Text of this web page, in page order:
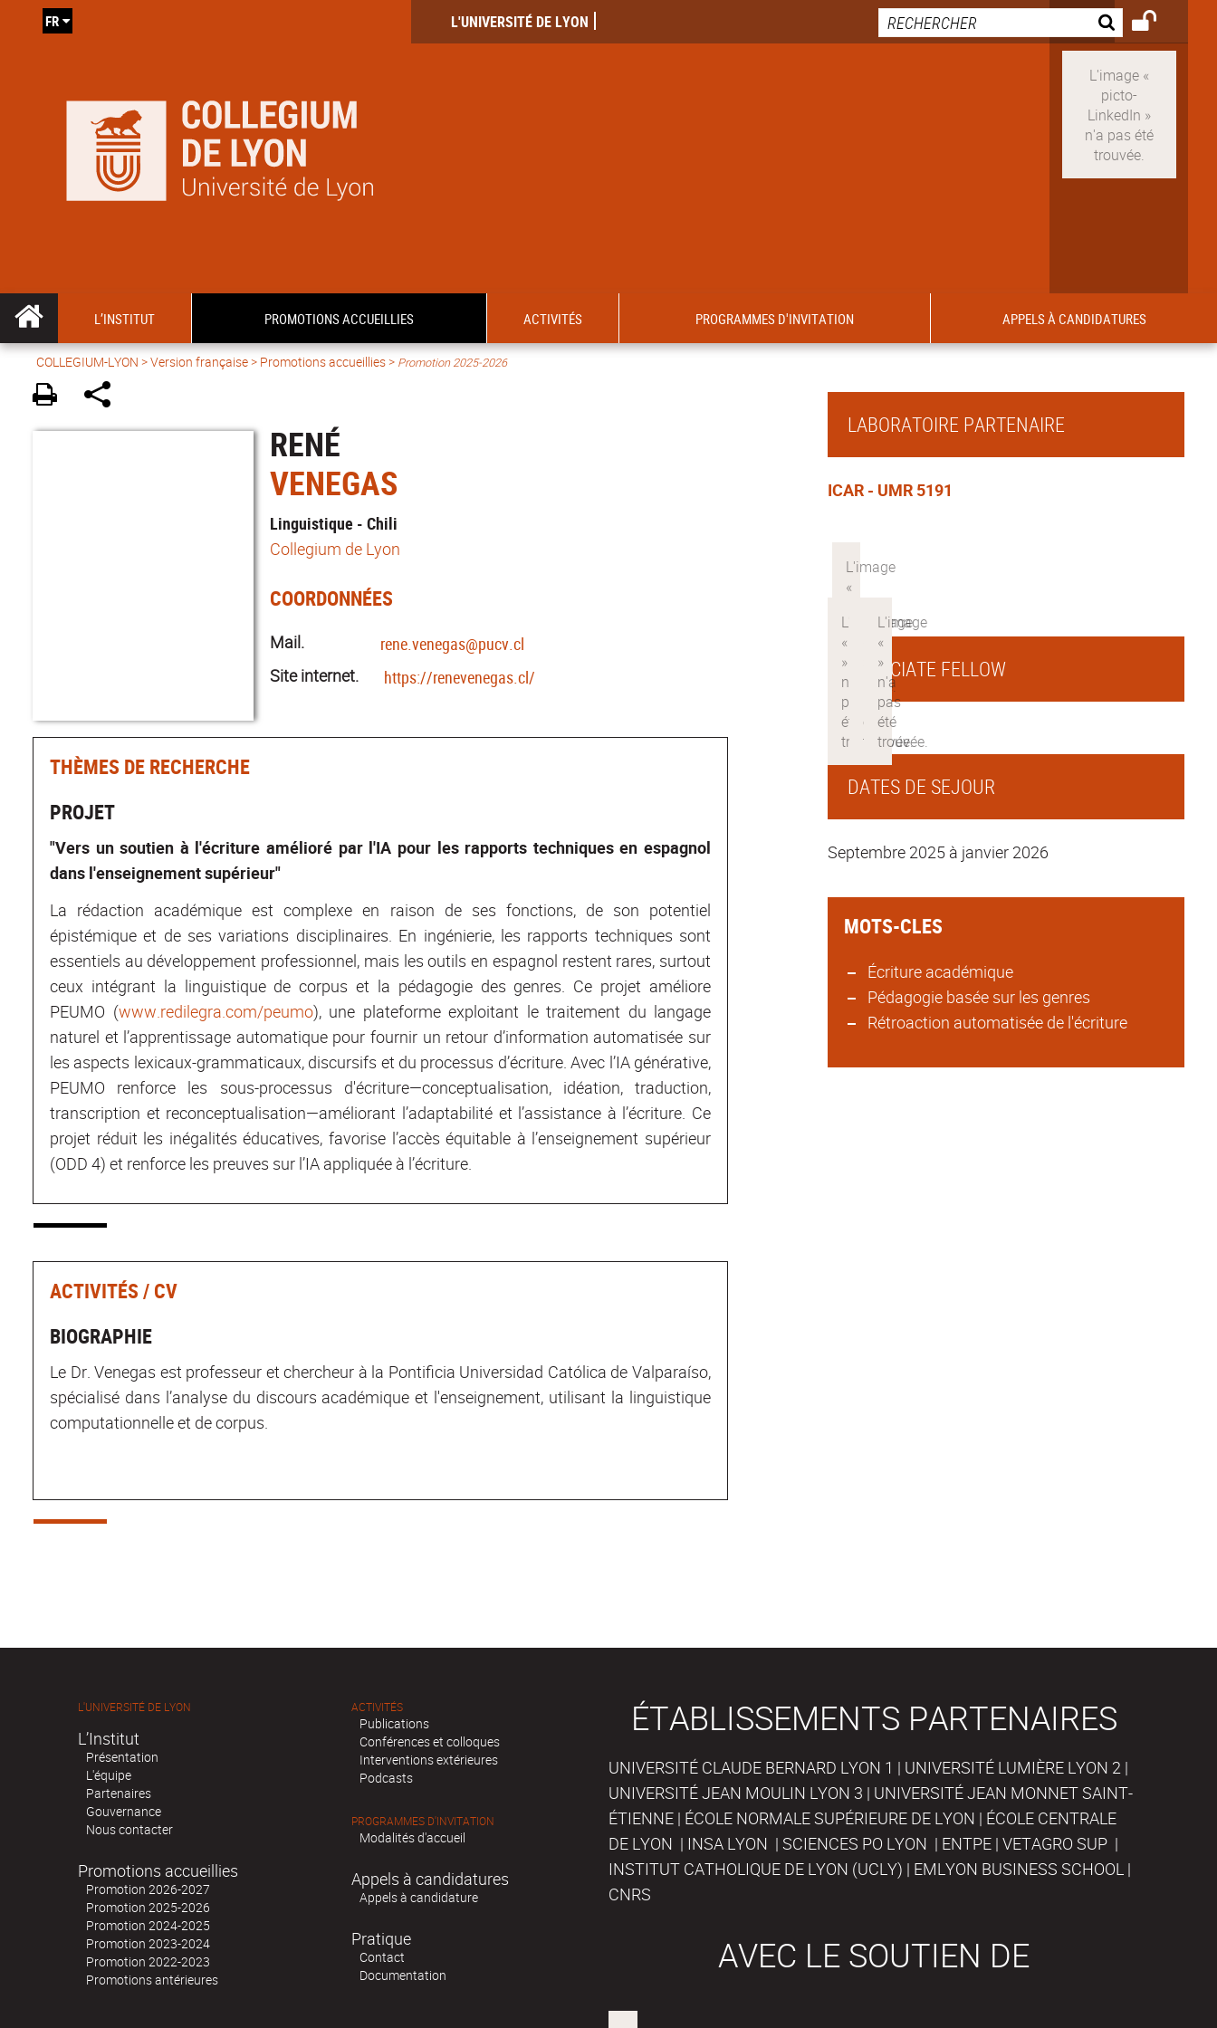
L'UNIVERSITÉ DE LYON
FR
L’INSTITUT PROMOTIONS ACCUEILLIES ACTIVITÉS PROGRAMMES D'INVITATION APPELS À CANDIDATURES
COLLEGIUM-LYON >Version française> Promotions accueillies > Promotion 2025-2026
RENÉ
VENEGAS
Linguistique - Chili
Collegium de Lyon
COORDONNÉES
Mail.
rene.venegas@pucv.cl
Site internet.
https://renevenegas.cl/
THÈMES DE RECHERCHE
PROJET
"Vers un soutien à l'écriture amélioré par l'IA pour les rapports techniques en espagnol
dans l'enseignement supérieur"
La rédaction académique est complexe en raison de ses fonctions, de son potentiel
épistémique et de ses variations disciplinaires. En ingénierie, les rapports techniques sont
essentiels au développement professionnel, mais les outils en espagnol restent rares, surtout
ceux intégrant la linguistique de corpus et la pédagogie des genres. Ce projet améliore
PEUMO (www.redilegra.com/peumo), une plateforme exploitant le traitement du langage
naturel et l’apprentissage automatique pour fournir un retour d’information automatisée sur
les aspects lexicaux-grammaticaux, discursifs et du processus d’écriture. Avec l’IA générative,
PEUMO renforce les sous-processus d'écriture—conceptualisation, idéation, traduction,
transcription et reconceptualisation—améliorant l’adaptabilité et l’assistance à l’écriture. Ce
projet réduit les inégalités éducatives, favorise l’accès équitable à l’enseignement supérieur
(ODD 4) et renforce les preuves sur l’IA appliquée à l’écriture.
ACTIVITÉS / CV
BIOGRAPHIE
Le Dr. Venegas est professeur et chercheur à la Pontificia Universidad Católica de Valparaíso,
spécialisé dans l’analyse du discours académique et l'enseignement, utilisant la linguistique
computationnelle et de corpus.
LABORATOIRE PARTENAIRE
ICAR - UMR 5191
ASSOCIATE FELLOW
DATES DE SEJOUR
Septembre 2025 à janvier 2026
MOTS-CLES
Écriture académique
Pédagogie basée sur les genres
Rétroaction automatisée de l'écriture
L'UNIVERSITÉ DE LYON
L’Institut
Présentation
L'équipe
Partenaires
Gouvernance
Nous contacter
Promotions accueillies
Promotion 2026-2027
Promotion 2025-2026
Promotion 2024-2025
Promotion 2023-2024
Promotion 2022-2023
Promotions antérieures
ACTIVITÉS
Publications
Conférences et colloques
Interventions extérieures
Podcasts
PROGRAMMES D'INVITATION
Modalités d'accueil
Appels à candidatures
Appels à candidature
Pratique
Contact
Documentation
ÉTABLISSEMENTS PARTENAIRES
UNIVERSITÉ CLAUDE BERNARD LYON 1 | UNIVERSITÉ LUMIÈRE LYON 2 |
UNIVERSITÉ JEAN MOULIN LYON 3 | UNIVERSITÉ JEAN MONNET SAINT-
ÉTIENNE | ÉCOLE NORMALE SUPÉRIEURE DE LYON | ÉCOLE CENTRALE
DE LYON | INSA LYON | SCIENCES PO LYON | ENTPE | VETAGRO SUP |
INSTITUT CATHOLIQUE DE LYON (UCLY) | EMLYON BUSINESS SCHOOL |
CNRS
AVEC LE SOUTIEN DE